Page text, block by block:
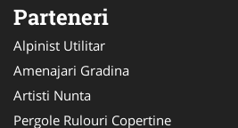
Parteneri
Alpinist Utilitar
Amenajari Gradina
Artisti Nunta
Pergole Rulouri Copertine